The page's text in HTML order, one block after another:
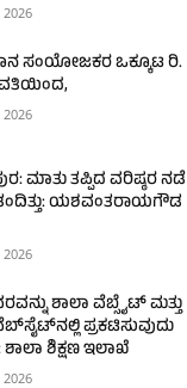
ಸಂಯೋಜಕರ ಒಕ್ಕೂಟ ರಿ.
ಮಾತು ತಪ್ಪಿದ ವರಿಷ್ಠರ ನಡೆ
ಯಶವಂತರಾಯಗೌಡ
ಶಾಲಾ ವೆಬ್ಸೈಟ್ ಮತ್ತು
ಪ್ರಕಟಿಸುವುದು
ಶಾಲಾ ಶಿಕ್ಷಣ ಇಲಾಖೆ